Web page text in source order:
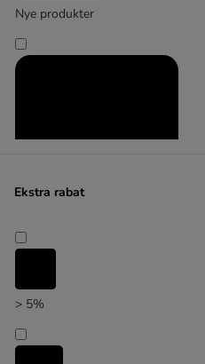
Nye produkter
Produkter med ekstra rabat
Ekstra rabat
> 5%